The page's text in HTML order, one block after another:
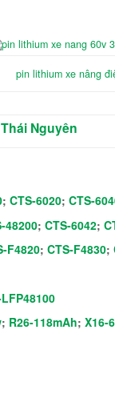
pin lithium xe nâng
Nguyên
;CTS-6020;CTS-
48200;CTS-6042;
F4820;CTS-F4830;
; R26-118mAh; X16-